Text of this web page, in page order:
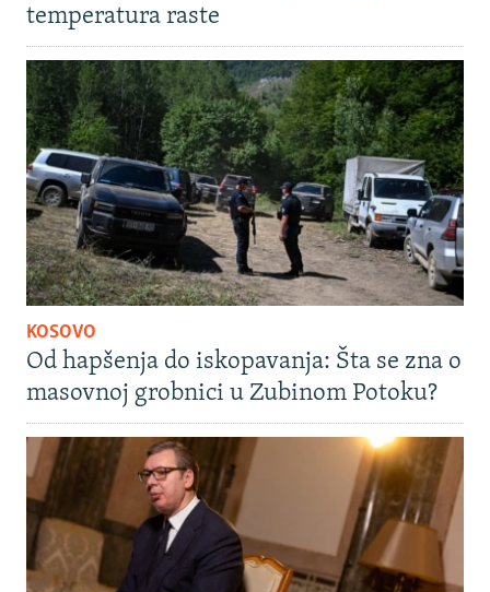
temperatura raste
KOSOVO
Od hapšenja do iskopavanja: Šta se zna o
masovnoj grobnici u Zubinom Potoku?